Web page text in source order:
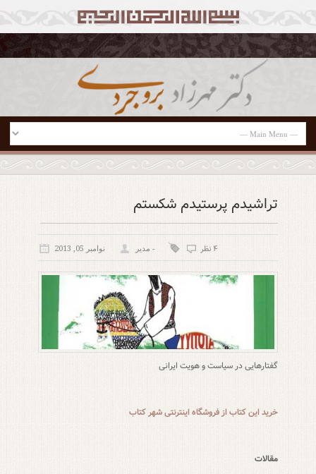
تراشیدم پرستیدم شکستم
نوامبر 05, 2013 - مدیر ۴ نظر
گفتارهایی در سیاست و هویت ایرانی
خرید این کتاب از فروشگاه اینترنتی شهر کتاب
مقالات